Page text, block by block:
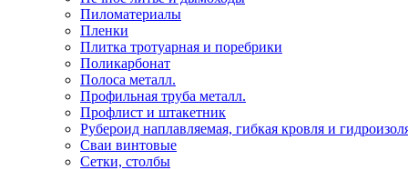
Пиломатериалы
Пленки
Плитка тротуарная и поребрики
Поликарбонат
Полоса металл.
Профильная труба металл.
Профлист и штакетник
Рубероид наплавляемая, гибкая кровля и
Сваи винтовые
Сетки, столбы